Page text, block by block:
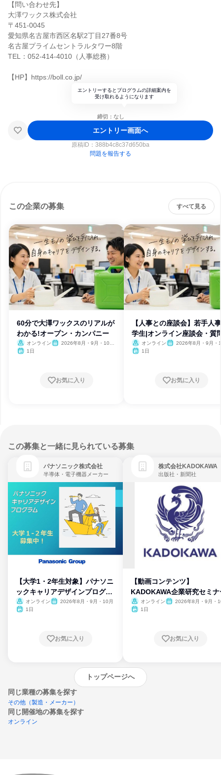
【問い合わせ先】
大澤ワックス株式会社
〒451-0045
愛知県名古屋市西区名駅2丁目27番8号
名古屋プライムセントラルタワー8階
TEL：052-414-4010（人事総務）
【HP】https://boll.co.jp/
エントリーするとプログラムの詳細案内を
受け取れるようになります
締切：なし
エントリー画面へ
原稿ID： 388b4c8c37d650ba
問題を報告する
この企業の募集 すべて見る
60分で大澤ワックスのリアルが
わかる!オープン・カンパニー
オンライン
2026年8月・9月・10
1日
お気に入り
【人事との座談会】若手人
学生|オンライン座談会・質
オンライン
2026年8月・9月・
1日
お気に入り
この募集と一緒に見られている募集
パナソニック株式会社
半導体・電子機器メーカー
【大学1・2年生対象】パナソニ
ックキャリアデザインプログラ
ム
オンライン
2026年8月・9月・10月
1日
お気に入り
株式会社KADOKAWA
出版社・新聞社
【動画コンテンツ】
KADOKAWA企業研究セミナ
オンライン
2026年8月・9月・
1日
お気に入り
トップページへ
同じ業種の募集を探す
その他（製造・メーカー）
同じ開催地の募集を探す
オンライン